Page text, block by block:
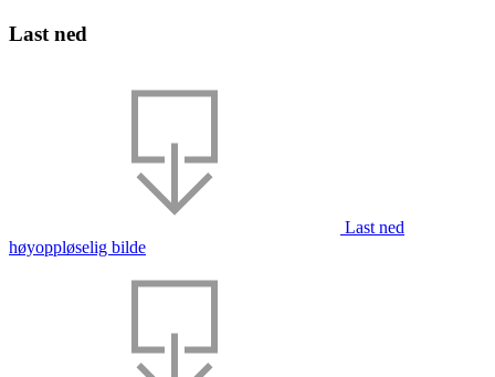
Last ned
Last ned
høyoppløselig bilde